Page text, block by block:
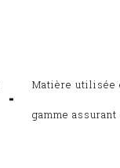
Matière utilisée
gamme